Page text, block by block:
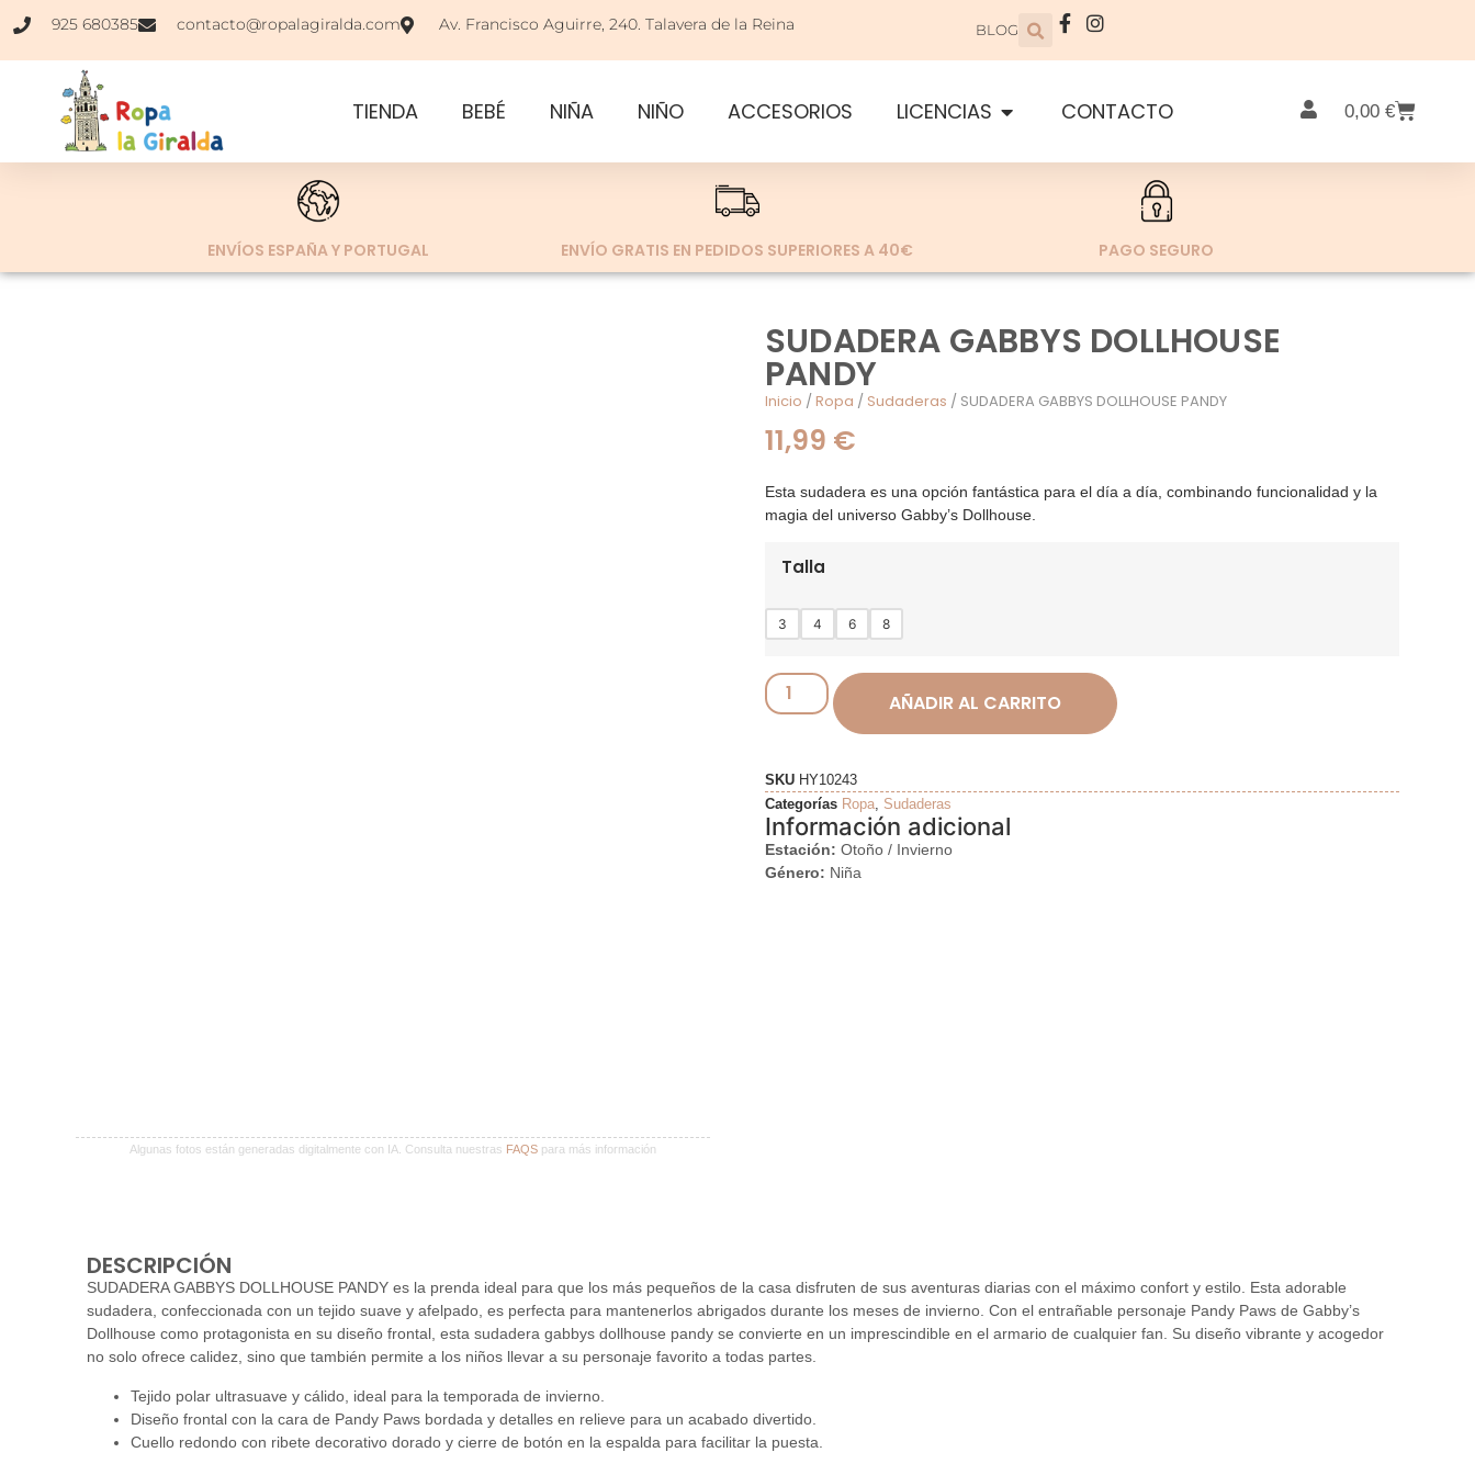
925 680385 contacto@ropalagiralda.com Av. Francisco Aguirre, 240. Talavera de la Reina BLOG
TIENDA BEBÉ NIÑA NIÑO ACCESORIOS LICENCIAS CONTACTO 0,00 €
ENVÍOS ESPAÑA Y PORTUGAL ENVÍO GRATIS EN PEDIDOS SUPERIORES A 40€ PAGO SEGURO
Algunas fotos están generadas digitalmente con IA. Consulta nuestras FAQSpara más información
SUDADERA GABBYS DOLLHOUSE
PANDY
Inicio /Ropa / Sudaderas / SUDADERA GABBYS DOLLHOUSE PANDY
11,99 €
Esta sudadera es una opción fantástica para el día a día, combinando funcionalidad y la
magia del universo Gabby’s Dollhouse.
Talla
3 4 6 8
AÑADIR AL CARRITO
SKU HY10243
Categorías Ropa Sudaderas
Información adicional
Estación: Otoño / Invierno
Género: Niña
DESCRIPCIÓN
SUDADERA GABBYS DOLLHOUSE PANDY es la prenda ideal para que los más pequeños de la casa disfruten de sus aventuras diarias con el máximo confort y estilo. Esta adorable
sudadera, confeccionada con un tejido suave y afelpado, es perfecta para mantenerlos abrigados durante los meses de invierno. Con el entrañable personaje Pandy Paws de Gabby’s
Dollhouse como protagonista en su diseño frontal, esta sudadera gabbys dollhouse pandy se convierte en un imprescindible en el armario de cualquier fan. Su diseño vibrante y acogedor
no solo ofrece calidez, sino que también permite a los niños llevar a su personaje favorito a todas partes.
Tejido polar ultrasuave y cálido, ideal para la temporada de invierno.
Diseño frontal con la cara de Pandy Paws bordada y detalles en relieve para un acabado divertido.
Cuello redondo con ribete decorativo dorado y cierre de botón en la espalda para facilitar la puesta.